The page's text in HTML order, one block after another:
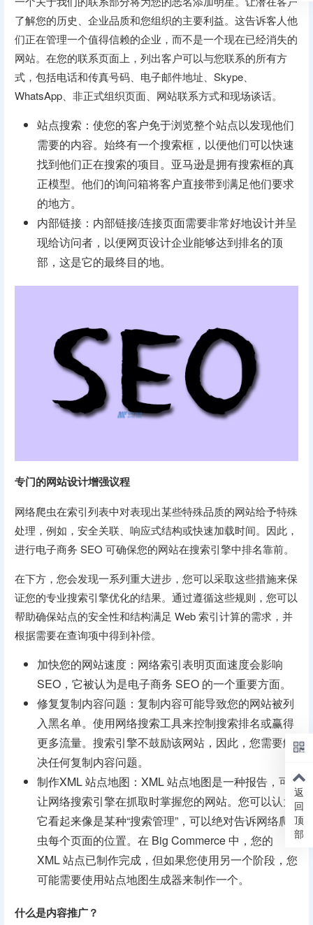
了解您的历史、企业品质和您组织的主要利益。这告诉客人他
们正在管理一个值得信赖的企业，而不是一个现在已经消失的
网站。在您的联系页面上，列出客户可以与您联系的所有方
式，包括电话和传真号码、电子邮件地址、Skype、
WhatsApp、非正式组织页面、网站联系方式和现场谈话。
站点搜索：使您的客户免于浏览整个站点以发现他们
需要的内容。始终有一个搜索框，以便他们可以快速
找到他们正在搜索的项目。亚马逊是拥有搜索框的真
正模型。他们的询问箱将客户直接带到满足他们要求
的地方。
内部链接：内部链接/连接页面需要非常好地设计并呈
现给访问者，以便网页设计企业能够达到排名的顶
部，这是它的最终目的地。
专门的网站设计增强议程
网络爬虫在索引列表中对表现出某些特殊品质的网站给予特殊
处理，例如，安全关联、响应式结构或快速加载时间。因此，
进行电子商务 SEO 可确保您的网站在搜索引擎中排名靠前。
在下方，您会发现一系列重大进步，您可以采取这些措施来保
证您的专业搜索引擎优化的结果。通过遵循这些规则，您可以
帮助确保站点的安全性和结构满足 Web 索引计算的需求，并
根据需要在查询项中得到补偿。
加快您的网站速度：网络索引表明页面速度会影响
SEO，它被认为是电子商务 SEO 的一个重要方面。
修复复制内容问题：复制内容可能导致您的网站被列
入黑名单。使用网络搜索工具来控制搜索排名或赢得
更多流量。搜索引擎不鼓励该网站，因此，您需要解
决任何复制内容问题。
制作XML 站点地图：XML 站点地图是一种报告，可
让网络搜索引擎在抓取时掌握您的网站。您可以认为
它看起来像是某种“搜索管理”，可以绝对告诉网络爬
虫每个页面的位置。在 Big Commerce 中，您的
XML 站点已制作完成，但如果您使用另一个阶段，您
可能需要使用站点地图生成器来制作一个。
什么是内容推广？
返
回
顶
部